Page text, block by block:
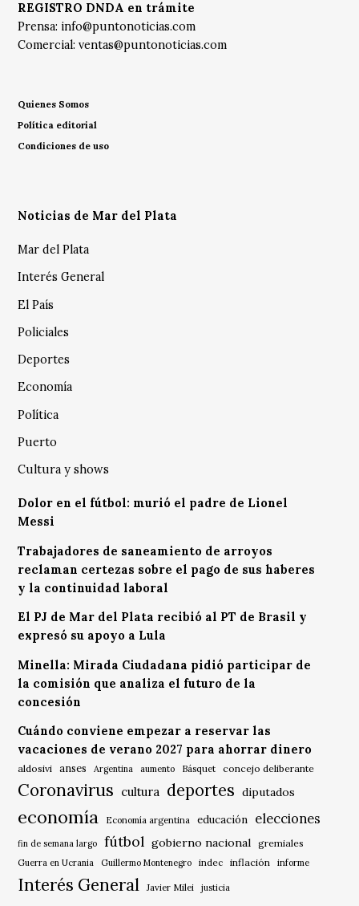
REGISTRO DNDA en trámite
Prensa: info@puntonoticias.com
Comercial:ventas@puntonoticias.com
Quienes Somos
Política editorial
Condiciones de uso
Noticias de Mar del Plata
Mar del Plata
Interés General
El País
Policiales
Deportes
Economía
Política
Puerto
Cultura y shows
Dolor en el fútbol: murió el padre de Lionel
Messi
Trabajadores de saneamiento de arroyos
reclaman certezas sobre el pago de sus haberes
y la continuidad laboral
El PJ de Mar del Plata recibió al PT de Brasil y
expresó su apoyo a Lula
Minella: Mirada Ciudadana pidió participar de
la comisión que analiza el futuro de la
concesión
Cuándo conviene empezar a reservar las
vacaciones de verano 2027 para ahorrar dinero
aldosivi anses Argentina aumento Básquet concejo deliberante
Coronavirus cultura deportes diputados
economía Economía argentina educación elecciones
fin de semana largo fútbol gobierno nacional gremiales
Guerra en Ucrania Guillermo Montenegro indec inflación informe
Interés General Javier Milei justicia